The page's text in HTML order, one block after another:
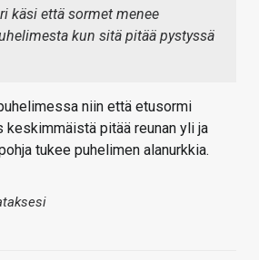
käsi että sormet menee
kun sitä pitää pystyssä
niin että etusormi
pitää reunan yli ja
tukee puhelimen alanurkkia.